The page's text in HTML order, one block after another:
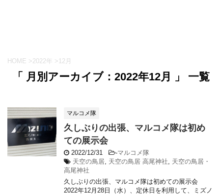
HOME >2022年 >12月
「 月別アーカイブ：2022年12月 」 一覧
マルコメ隊
久しぶりの出張、マルコメ隊は初め
ての展示会
2022/12/31 -マルコメ隊
天空の鳥居, 天空の鳥居 高尾神社, 天空の鳥居・
高尾神社
久しぶりの出張、マルコメ隊は初めての展示会
2022年12月28日（水）、定休日を利用して、ミズノ